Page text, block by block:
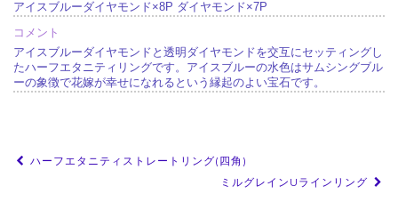
アイスブルーダイヤモンド×8P ダイヤモンド×7P
コメント
アイスブルーダイヤモンドと透明ダイヤモンドを交互にセッティングし
たハーフエタニティリングです。アイスブルーの水色はサムシングブル
ーの象徴で花嫁が幸せになれるという縁起のよい宝石です。
投ハーフエタニティストレートリング(四角)
ミルグレインUラインリング